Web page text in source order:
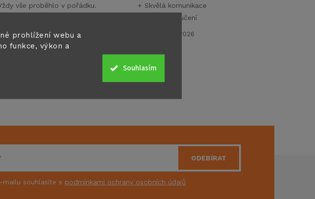
prohlížení webu a
funkce, výkon a
Souhlasím
vše proběhlo v pořádku.
26.6.2026
+ Skvělá komunikace
+ Rychlé doručení
mailu souhlasíte s podmínkami ochrany osobních údajů
ODEBÍRAT